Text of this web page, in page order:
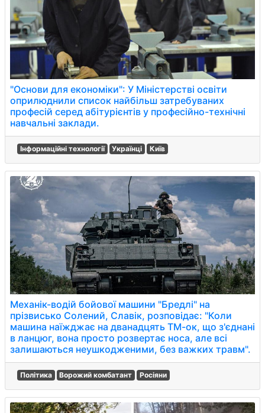
"Основи для економіки": У Міністерстві освіти
оприлюднили список найбільш затребуваних
професій серед абітурієнтів у професійно-технічні
навчальні заклади.
Інформаційні технології Українці Київ
Механік-водій бойової машини "Бредлі" на
прізвисько Солений, Славік, розповідає: "Коли
машина наїжджає на дванадцять ТМ-ок, що з'єднані
в ланцюг, вона просто розвертає носа, але всі
залишаються неушкодженими, без важких травм".
Політика Ворожий комбатант Росіяни